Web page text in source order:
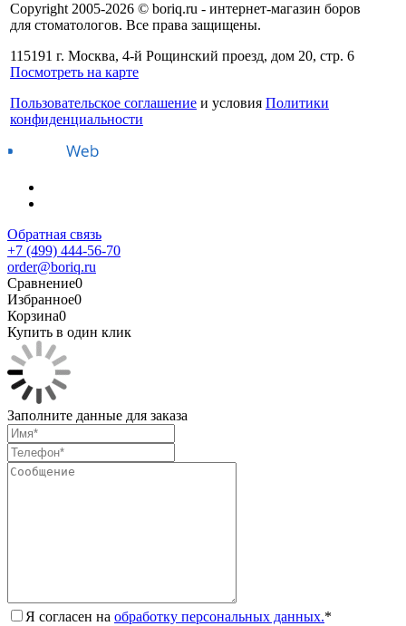
Copyright 2005-2026 © boriq.ru - интернет-магазин боров
для стоматологов. Все права защищены.
115191 г. Москва, 4-й Рощинский проезд, дом 20, стр. 6
Посмотреть на карте
Пользовательское соглашение и условия Политики
конфиденциальности
Обратная связь
+7 (499) 444-56-70
order@boriq.ru
Сравнение0
Избранное0
Корзина0
Купить в один клик
Заполните данные для заказа
Я согласен на обработку персональных данных.*